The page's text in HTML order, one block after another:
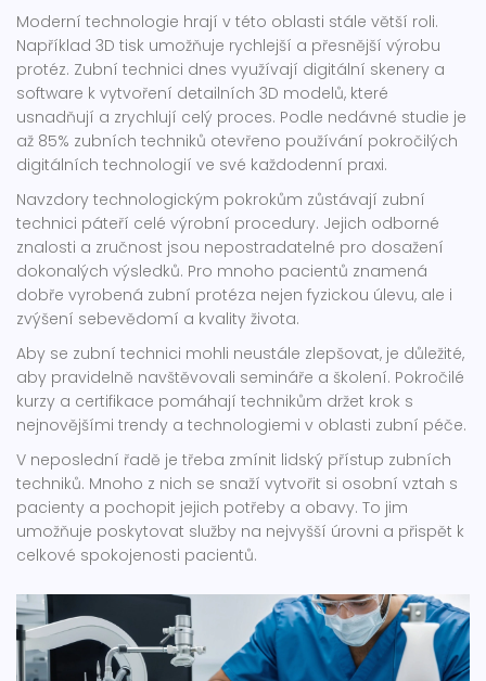
Moderní technologie hrají v této oblasti stále větší roli.
Například 3D tisk umožňuje rychlejší a přesnější výrobu
protéz. Zubní technici dnes využívají digitální skenery a
software k vytvoření detailních 3D modelů, které
usnadňují a zrychlují celý proces. Podle nedávné studie je
až 85% zubních techniků otevřeno používání pokročilých
digitálních technologií ve své každodenní praxi.
Navzdory technologickým pokrokům zůstávají zubní
technici páteří celé výrobní procedury. Jejich odborné
znalosti a zručnost jsou nepostradatelné pro dosažení
dokonalých výsledků. Pro mnoho pacientů znamená
dobře vyrobená zubní protéza nejen fyzickou úlevu, ale i
zvýšení sebevědomí a kvality života.
Aby se zubní technici mohli neustále zlepšovat, je důležité,
aby pravidelně navštěvovali semináře a školení. Pokročilé
kurzy a certifikace pomáhají technikům držet krok s
nejnovějšími trendy a technologiemi v oblasti zubní péče.
V neposlední řadě je třeba zmínit lidský přístup zubních
techniků. Mnoho z nich se snaží vytvořit si osobní vztah s
pacienty a pochopit jejich potřeby a obavy. To jim
umožňuje poskytovat služby na nejvyšší úrovni a přispět k
celkové spokojenosti pacientů.